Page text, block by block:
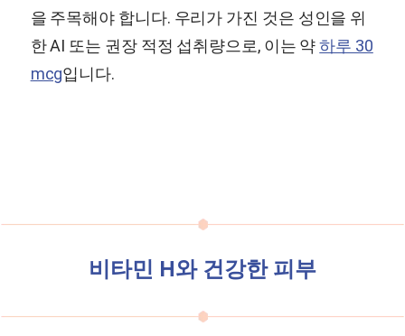
을 주목해야 합니다. 우리가 가진 것은 성인을 위
한 AI 또는 권장 적정 섭취량으로, 이는 약하루 30
mcg입니다.
비타민 H와 건강한 피부